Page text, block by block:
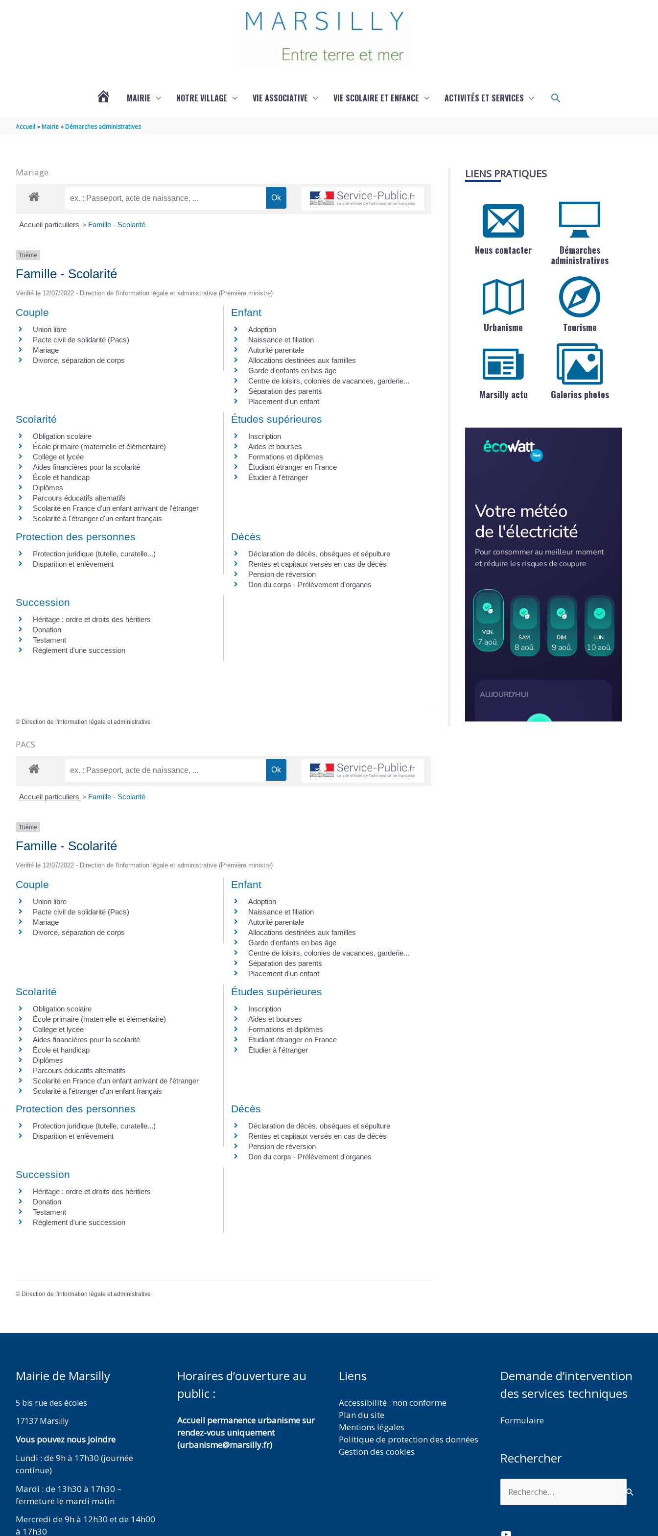
MAIRIE NOTRE VILLAGE VIE ASSOCIATIVE VIE SCOLAIRE ET ENFANCE ACTIVITÉS ET SERVICES Rechercher
Accueil Mairie Démarches administratives
Mariage
Accueil particuliers > Famille - Scolarité
Thème
Famille - Scolarité
Vérifié le 12/07/2022 - Direction de l'information légale et administrative (Première ministre)
Couple
Union libre
Pacte civil de solidarité (Pacs)
Mariage
Divorce, séparation de corps
Enfant
Adoption
Naissance et filiation
Autorité parentale
Allocations destinées aux familles
Garde d'enfants en bas âge
Centre de loisirs, colonies de vacances, garderie...
Séparation des parents
Placement d'un enfant
Scolarité
Obligation scolaire
École primaire (maternelle et élémentaire)
Collège et lycée
Aides financières pour la scolarité
École et handicap
Diplômes
Parcours éducatifs alternatifs
Scolarité en France d'un enfant arrivant de l'étranger
Scolarité à l'étranger d'un enfant français
Études supérieures
Inscription
Aides et bourses
Formations et diplômes
Étudiant étranger en France
Étudier à l'étranger
Protection des personnes
Protection juridique (tutelle, curatelle...)
Disparition et enlèvement
Décès
Déclaration de décès, obsèques et sépulture
Rentes et capitaux versés en cas de décès
Pension de réversion
Don du corps - Prélèvement d'organes
Succession
Héritage : ordre et droits des héritiers
Donation
Testament
Règlement d'une succession
© Direction de l'information légale et administrative
PACS
Accueil particuliers > Famille - Scolarité
Thème
Famille - Scolarité
Vérifié le 12/07/2022 - Direction de l'information légale et administrative (Première ministre)
Couple
Union libre
Pacte civil de solidarité (Pacs)
Mariage
Divorce, séparation de corps
Enfant
Adoption
Naissance et filiation
Autorité parentale
Allocations destinées aux familles
Garde d'enfants en bas âge
Centre de loisirs, colonies de vacances, garderie...
Séparation des parents
Placement d'un enfant
Scolarité
Obligation scolaire
École primaire (maternelle et élémentaire)
Collège et lycée
Aides financières pour la scolarité
École et handicap
Diplômes
Parcours éducatifs alternatifs
Scolarité en France d'un enfant arrivant de l'étranger
Scolarité à l'étranger d'un enfant français
Études supérieures
Inscription
Aides et bourses
Formations et diplômes
Étudiant étranger en France
Étudier à l'étranger
Protection des personnes
Protection juridique (tutelle, curatelle...)
Disparition et enlèvement
Décès
Déclaration de décès, obsèques et sépulture
Rentes et capitaux versés en cas de décès
Pension de réversion
Don du corps - Prélèvement d'organes
Succession
Héritage : ordre et droits des héritiers
Donation
Testament
Règlement d'une succession
© Direction de l'information légale et administrative
LIENS PRATIQUES
Nous contacter
Démarches
administratives
Urbanisme Tourisme
Marsilly actu Galeries photos
Mairie de Marsilly
5 bis rue des écoles
17137 Marsilly
Vous pouvez nous joindre
Lundi : de 9h à 17h30 (journée
continue)
Mardi : de 13h30 à 17h30 –
fermeture le mardi matin
Mercredi de 9h à 12h30 et de 14h00
à 17h30
Horaires d’ouverture au
public :
Accueil permanence urbanisme sur
rendez-vous uniquement
(urbanisme@marsilly.fr)
Liens
Accessibilité : non conforme
Plan du site
Mentions légales
Politique de protection des données
Gestion des cookies
Demande d’intervention
des services techniques
Formulaire
Rechercher